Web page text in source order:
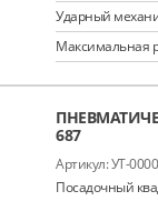
Ударный
Максимальная
687
УТ-
Посадочный